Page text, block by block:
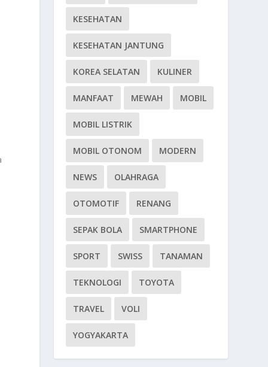
KESEHATAN
KESEHATAN JANTUNG
KOREA SELATAN KULINER
MANFAAT MEWAH MOBIL
MOBIL LISTRIK
MOBIL OTONOM MODERN
NEWS OLAHRAGA
OTOMOTIF RENANG
SEPAK BOLA SMARTPHONE
SPORT SWISS TANAMAN
TEKNOLOGI TOYOTA
TRAVEL VOLI
YOGYAKARTA